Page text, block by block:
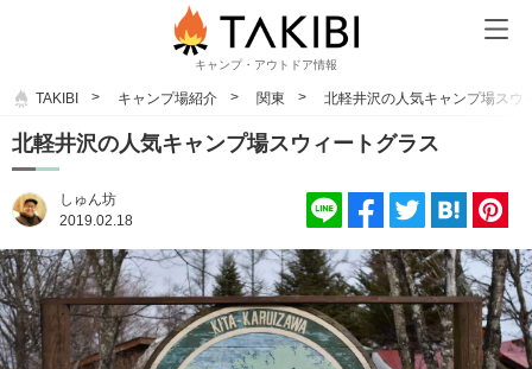
キャンプ・アウトドア情報
TAKIBI キャンプ場紹介 関東 北軽井沢の人気キャンプ場スウ
北軽井沢の人気キャンプ場スウィートグラス
しゅん坊
2019.02.18